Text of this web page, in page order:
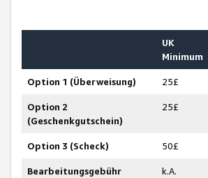
UK
Minimum
Option 1 (Überweisung) 25£
Option 2
(Geschenkgutschein)
25£
Option 3 (Scheck) 50£
Bearbeitungsgebühr
k.A.